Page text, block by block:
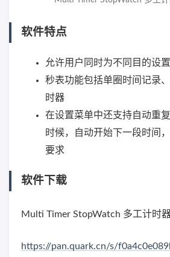
软件特点
允许用户同时为不同目的设
秒表功能包括单圈时间记录
时器
在设置菜单中还支持自动重
时候，自动开始下一段时间
要求
软件下载
Multi Timer StopWatch 多工计时
https://pan.quark.cn/s/